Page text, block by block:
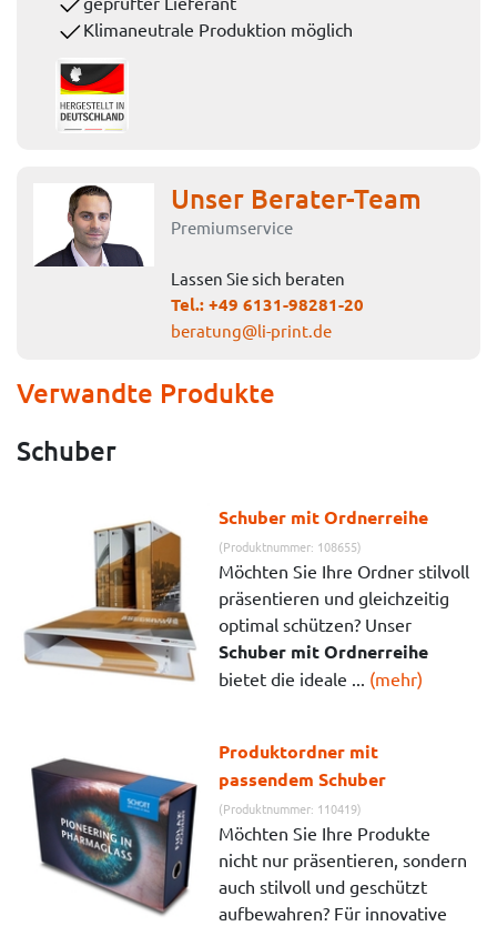
Klimaneutrale Produktion möglich
Unser Berater-Team
Premiumservice
Lassen Sie sich beraten
Tel.:+49 6131-98281-20
beratung@li-print.de
Verwandte Produkte
Schuber
Schuber mit Ordnerreihe
(Produktnummer: 108655)
Möchten Sie Ihre Ordner stilvoll
präsentieren und gleichzeitig
optimal schützen? Unser
Schuber mit Ordnerreihe
bietet die ideale ... (mehr)
Produktordner mit
passendem Schuber
(Produktnummer: 110419)
Möchten Sie Ihre Produkte
nicht nur präsentieren, sondern
auch stilvoll und geschützt
aufbewahren? Für innovative